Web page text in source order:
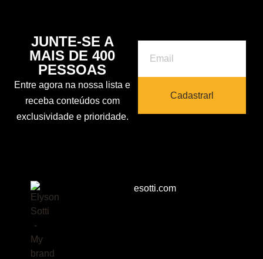
JUNTE-SE A
MAIS DE 400
PESSOAS
Entre agora na nossa lista e
receba conteúdos com
exclusividade e prioridade.
Cadastrarl
esotti.com